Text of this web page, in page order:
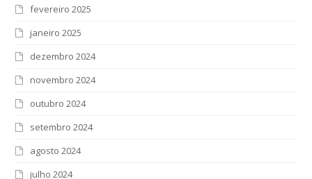
fevereiro 2025
janeiro 2025
dezembro 2024
novembro 2024
outubro 2024
setembro 2024
agosto 2024
julho 2024